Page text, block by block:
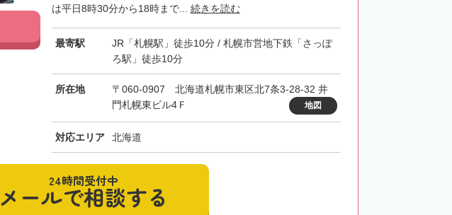
は平日8時30分から18時まで... 続きを読む
最寄駅
JR「札幌駅」徒歩10分 / 札幌市営地下鉄「さっぽ
ろ駅」徒歩10分
所在地
〒060-0907 北海道札幌市東区北7条3-28-32 井
門札幌東ビル4Ｆ
地図
対応エリア 北海道
24時間受付中
メールで相談する